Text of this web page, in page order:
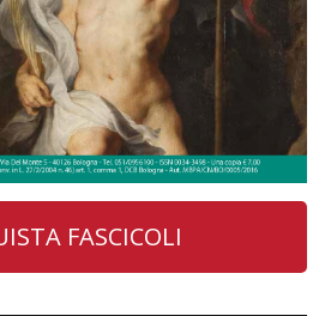
FASCICOLI